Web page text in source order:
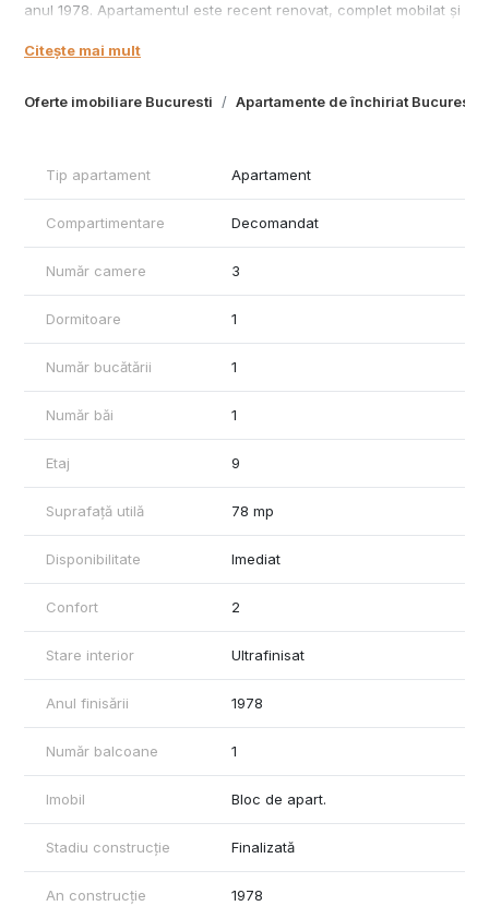
Oferte imobiliare Bucuresti Apartamente de închiriat Bucuresti
anul 1978. Apartamentul este recent renovat, complet mobilat și
Bucătărie: Dimensiune medie, echipată cu aragaz și cuptor pe
gaz.
Baie principală: Cadă, instalații sanitare, spații de depozitare.
A doua baie: WC de serviciu.
Hol: Mașină de spălat nouă, spații de depozitare.
Balcon: Închis cu termopan, oferind spațiu suplimentar util.
Facilități:
Complet mobilat, ideal pentru locuit imediat sau închiriere.
Electrocasnice noi: Mașină de spălat, aer condiționat.
Posibilitate de parcare – loc prin primărie.
Locație excelentă:
Metrou Gorjului – 7 minute de mers pe jos.
Supermarketuri în apropiere: Penny (5 min), Lidl (10 min).
Piața Gorjului și alte puncte comerciale la îndemână.
Agentie imobiliara-50% comision
Citește mai mult
Tip apartament Apartament
Compartimentare Decomandat
Număr camere 3
Dormitoare 1
Număr bucătării 1
Număr băi 1
Etaj 9
Suprafață utilă 78 mp
Disponibilitate Imediat
Confort 2
Stare interior Ultrafinisat
Anul finisării 1978
Număr balcoane 1
Imobil Bloc de apart.
Stadiu construcție Finalizată
An construcție 1978